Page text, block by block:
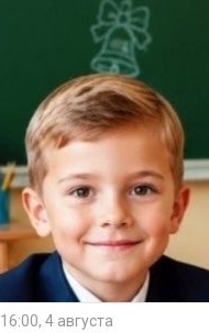
16:00, 4 августа